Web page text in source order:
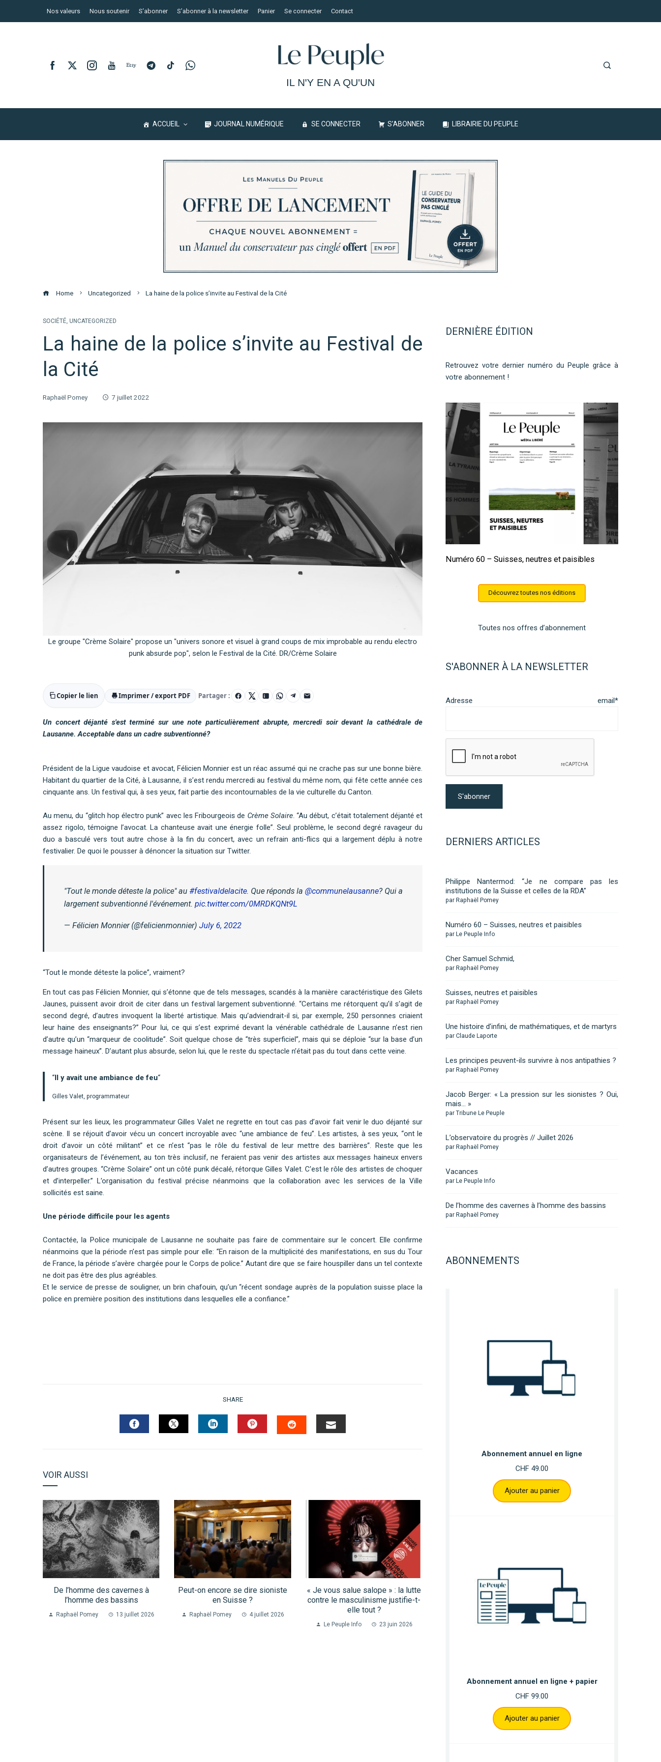
Nos valeurs Nous soutenir S’abonner S’abonner à la newsletter Panier Se connecter Contact
IL N'Y EN A QU'UN
ACCUEIL JOURNAL NUMÉRIQUE SE CONNECTER S’ABONNER LIBRAIRIE DU PEUPLE
Home Uncategorized La haine de la police s’invite au Festival de la Cité
SOCIÉTÉ, UNCATEGORIZED
La haine de la police s’invite au Festival de
la Cité
Raphaël Pomey 7 juillet 2022
Le groupe "Crème Solaire" propose un "univers sonore et visuel à grand coups de mix improbable au rendu electro
punk absurde pop", selon le Festival de la Cité. DR/Crème Solaire
Copier le lien Imprimer / export PDF Partager :
Un concert déjanté s'est terminé sur une note particulièrement abrupte, mercredi soir devant la cathédrale de
Lausanne. Acceptable dans un cadre subventionné?
Président de la Ligue vaudoise et avocat, Félicien Monnier est un réac assumé qui ne crache pas sur une bonne bière.
Habitant du quartier de la Cité, à Lausanne, il s’est rendu mercredi au festival du même nom, qui fête cette année ces
cinquante ans. Un festival qui, à ses yeux, fait partie des incontournables de la vie culturelle du Canton.
Au menu, du “glitch hop électro punk” avec les Fribourgeois de Crème Solaire. “Au début, c’était totalement déjanté et
assez rigolo, témoigne l’avocat. La chanteuse avait une énergie folle”. Seul problème, le second degré ravageur du
duo a basculé vers tout autre chose à la fin du concert, avec un refrain anti-flics qui a largement déplu à notre
festivalier. De quoi le pousser à dénoncer la situation sur Twitter.
"Tout le monde déteste la police" au#festivaldelacite. Que réponds la@communelausanne? Qui a
largement subventionné l'événement. pic.twitter.com/0MRDKQNt9L
— Félicien Monnier (@felicienmonnier) July 6, 2022
“Tout le monde déteste la police”, vraiment?
En tout cas pas Félicien Monnier, qui s’étonne que de tels messages, scandés à la manière caractéristique des Gilets
Jaunes, puissent avoir droit de citer dans un festival largement subventionné. “Certains me rétorquent qu’il s’agit de
second degré, d’autres invoquent la liberté artistique. Mais qu’adviendrait-il si, par exemple, 250 personnes criaient
leur haine des enseignants?” Pour lui, ce qui s’est exprimé devant la vénérable cathédrale de Lausanne n’est rien
d’autre qu’un “marqueur de coolitude”. Soit quelque chose de “très superficiel”, mais qui se déploie “sur la base d’un
message haineux”. D’autant plus absurde, selon lui, que le reste du spectacle n’était pas du tout dans cette veine.
“Il y avait une ambiance de feu“
Gilles Valet, programmateur
Présent sur les lieux, les programmateur Gilles Valet ne regrette en tout cas pas d’avoir fait venir le duo déjanté sur
scène. Il se réjouit d’avoir vécu un concert incroyable avec “une ambiance de feu”. Les artistes, à ses yeux, “ont le
droit d’avoir un côté militant” et ce n’est “pas le rôle du festival de leur mettre des barrières”. Reste que les
organisateurs de l’événement, au ton très inclusif, ne feraient pas venir des artistes aux messages haineux envers
d’autres groupes. “Crème Solaire” ont un côté punk décalé, rétorque Gilles Valet. C’est le rôle des artistes de choquer
et d’interpeller.” L’organisation du festival précise néanmoins que la collaboration avec les services de la Ville
sollicités est saine.
Une période difficile pour les agents
Contactée, la Police municipale de Lausanne ne souhaite pas faire de commentaire sur le concert. Elle confirme
néanmoins que la période n’est pas simple pour elle: “En raison de la multiplicité des manifestations, en sus du Tour
de France, la période s’avère chargée pour le Corps de police.” Autant dire que se faire houspiller dans un tel contexte
ne doit pas être des plus agréables.
Et le service de presse de souligner, un brin chafouin, qu’un “récent sondage auprès de la population suisse place la
police en première position des institutions dans lesquelles elle a confiance.”
SHARE
VOIR AUSSI
De l’homme des cavernes à
l’homme des bassins
Raphaël Pomey 13 juillet 2026
Peut-on encore se dire sioniste
en Suisse ?
Raphaël Pomey 4 juillet 2026
« Je vous salue salope » : la lutte
contre le masculinisme justifie-t-
elle tout ?
Le Peuple Info 23 juin 2026
DERNIÈRE ÉDITION
Retrouvez votre dernier numéro du Peuple grâce à
votre abonnement !
Numéro 60 – Suisses, neutres et paisibles
Découvrez toutes nos éditions
Toutes nos offres d’abonnement
S'ABONNER À LA NEWSLETTER
Adresse email*
DERNIERS ARTICLES
Philippe Nantermod: “Je ne compare pas les
institutions de la Suisse et celles de la RDA”
par Raphaël Pomey
Numéro 60 – Suisses, neutres et paisibles
par Le Peuple Info
Cher Samuel Schmid,
par Raphaël Pomey
Suisses, neutres et paisibles
par Raphaël Pomey
Une histoire d’infini, de mathématiques, et de martyrs
par Claude Laporte
Les principes peuvent-ils survivre à nos antipathies ?
par Raphaël Pomey
Jacob Berger: « La pression sur les sionistes ? Oui,
mais… »
par Tribune Le Peuple
L’observatoire du progrès // Juillet 2026
par Raphaël Pomey
Vacances
par Le Peuple Info
De l’homme des cavernes à l’homme des bassins
par Raphaël Pomey
ABONNEMENTS
Abonnement annuel en ligne
CHF 49.00
Ajouter au panier
Abonnement annuel en ligne + papier
CHF 99.00
Ajouter au panier